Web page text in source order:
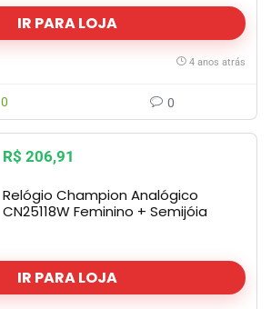
IR PARA LOJA
4 anos atrás
0 0
R$ 206,91
Relógio Champion Analógico
CN25118W Feminino + Semijóia
IR PARA LOJA